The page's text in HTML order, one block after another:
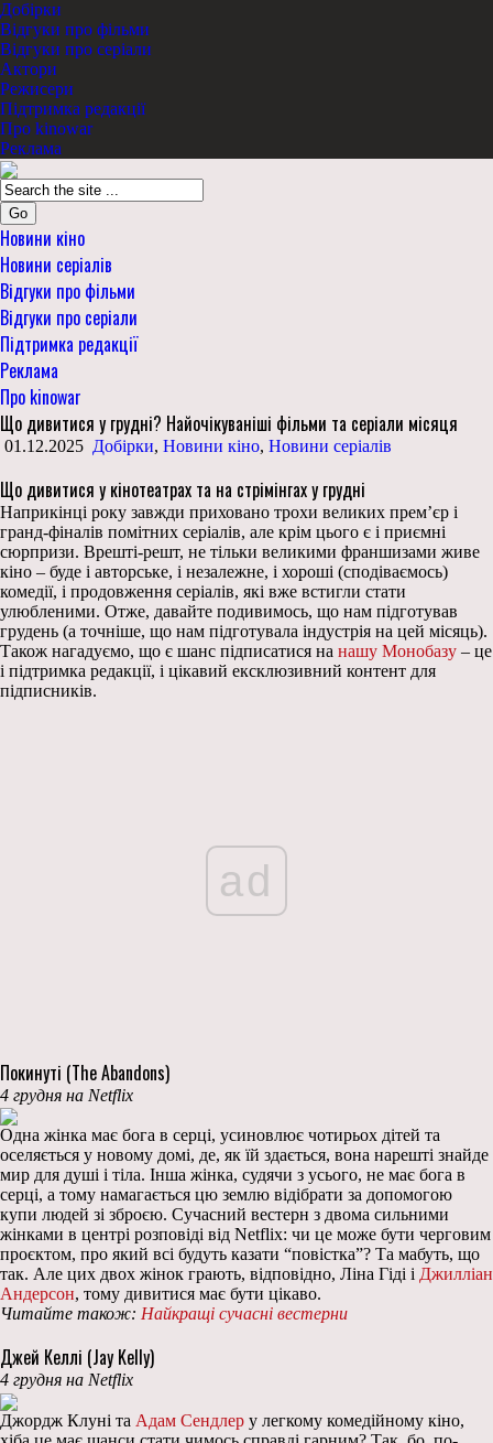
Добірки
Відгуки про фільми
Відгуки про серіали
Актори
Режисери
Підтримка редакції
Про kinowar
Реклама
Go
Новини кіно
Новини серіалів
Відгуки про фільми
Відгуки про серіали
Підтримка редакції
Реклама
Про kinowar
Що дивитися у грудні? Найочікуваніші фільми та серіали місяця
01.12.2025 Добірки, Новини кіно, Новини серіалів
Що дивитися у кінотеатрах та на стрімінгах у грудні
Наприкінці року завжди приховано трохи великих прем’єр і
гранд-фіналів помітних серіалів, але крім цього є і приємні
сюрпризи. Врешті-решт, не тільки великими франшизами живе
кіно – буде і авторське, і незалежне, і хороші (сподіваємось)
комедії, і продовження серіалів, які вже встигли стати
улюбленими. Отже, давайте подивимось, що нам підготував
грудень (а точніше, що нам підготувала індустрія на цей місяць).
Також нагадуємо, що є шанс підписатися на нашу Монобазу – це
і підтримка редакції, і цікавий ексклюзивний контент для
підписників.
ad
Покинуті (The Abandons)
4 грудня на Netflix
Одна жінка має бога в серці, усиновлює чотирьох дітей та
оселяється у новому домі, де, як їй здається, вона нарешті знайде
мир для душі і тіла. Інша жінка, судячи з усього, не має бога в
серці, а тому намагається цю землю відібрати за допомогою
купи людей зі зброєю. Сучасний вестерн з двома сильними
жінками в центрі розповіді від Netflix: чи це може бути черговим
проєктом, про який всі будуть казати “повістка”? Та мабуть, що
так. Але цих двох жінок грають, відповідно, Ліна Гіді і Джилліан
Андерсон, тому дивитися має бути цікаво.
Читайте також: Найкращі сучасні вестерни
Джей Келлі (Jay Kelly)
4 грудня на Netflix
Джордж Клуні та Адам Сендлер у легкому комедійному кіно,